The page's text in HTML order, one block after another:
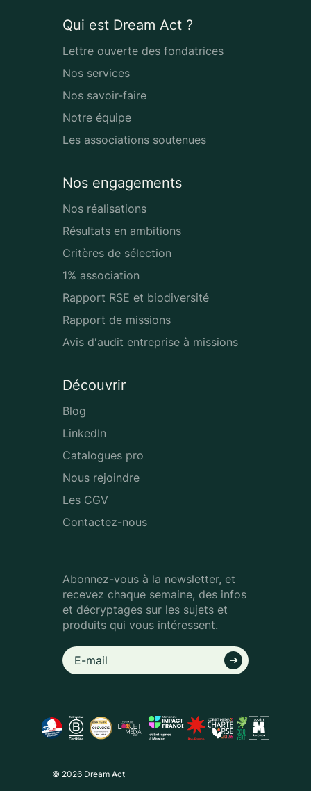
Qui est Dream Act ?
Lettre ouverte des fondatrices
Nos services
Nos savoir-faire
Notre équipe
Les associations soutenues
Nos engagements
Nos réalisations
Résultats en ambitions
Critères de sélection
1% association
Rapport RSE et biodiversité
Rapport de missions
Avis d'audit entreprise à missions
Découvrir
Blog
LinkedIn
Catalogues pro
Nous rejoindre
Les CGV
Contactez-nous
Abonnez-vous à la newsletter, et
recevez chaque semaine, des infos
et décryptages sur les sujets et
produits qui vous intéressent.
© 2026 Dream Act